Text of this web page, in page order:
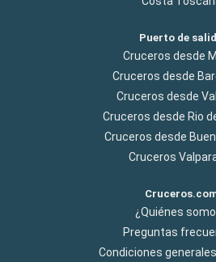
Puerto de
Cruceros desde
Cruceros desde
Cruceros desde
Cruceros desde Rio
Cruceros desde
Cruceros
¿Quiénes
Preguntas
Condiciones